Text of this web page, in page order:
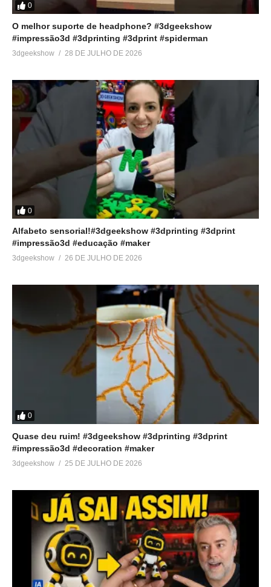
0
O melhor suporte de headphone? #3dgeekshow
#impressão3d #3dprinting #3dprint #spiderman
3dgeekshow 28 DE JULHO DE 2026
0
Alfabeto sensorial!#3dgeekshow #3dprinting #3dprint
#impressão3d #educação #maker
3dgeekshow 26 DE JULHO DE 2026
0
Quase deu ruim! #3dgeekshow #3dprinting #3dprint
#impressão3d #decoration #maker
3dgeekshow 25 DE JULHO DE 2026